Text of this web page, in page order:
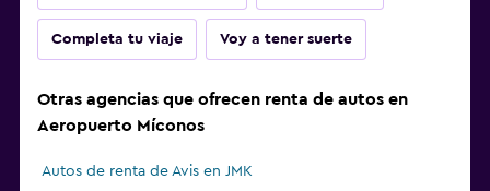
Completa tu viaje Voy a tener suerte
Otras agencias que ofrecen renta de autos en
Aeropuerto Míconos
Autos de renta de Avis en JMK